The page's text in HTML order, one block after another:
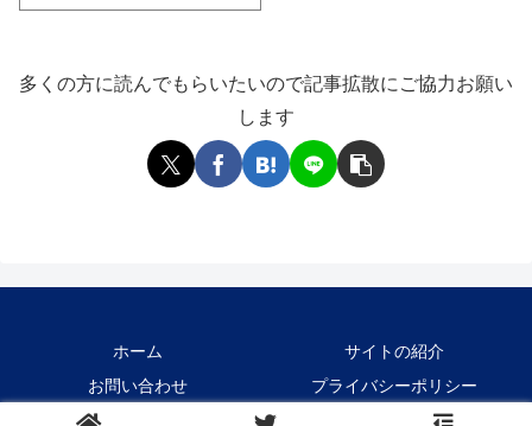
多くの方に読んでもらいたいので記事拡散にご協力お願い
します
ホーム
サイトの紹介
お問い合わせ
プライバシーポリシー